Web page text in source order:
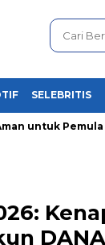
SELEBRITIS
Pemula 2026: